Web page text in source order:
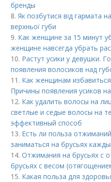
бренды
8.Як позбутися від гармата
верхньої губи
9. Как женщине за 15 минут
женщине навсегда убрать
10. Растут усики у девушки.
появления волосиков над
11. Как женщинам
Причины появления усиков
12. Как удалить волосы на
светлые и седые волосы на
эффективный способ
13. Есть ли польза
заниматься на брусьях
14.Отжимания на брусьях с
брусьях с весом
15. Какая польза для